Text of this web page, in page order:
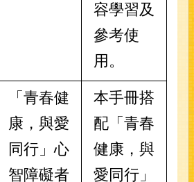
容學習及
參考使
用。
「青春健
康，與愛
同行」心
智障礙者
本手冊搭
配「青春
健康，與
愛同行」